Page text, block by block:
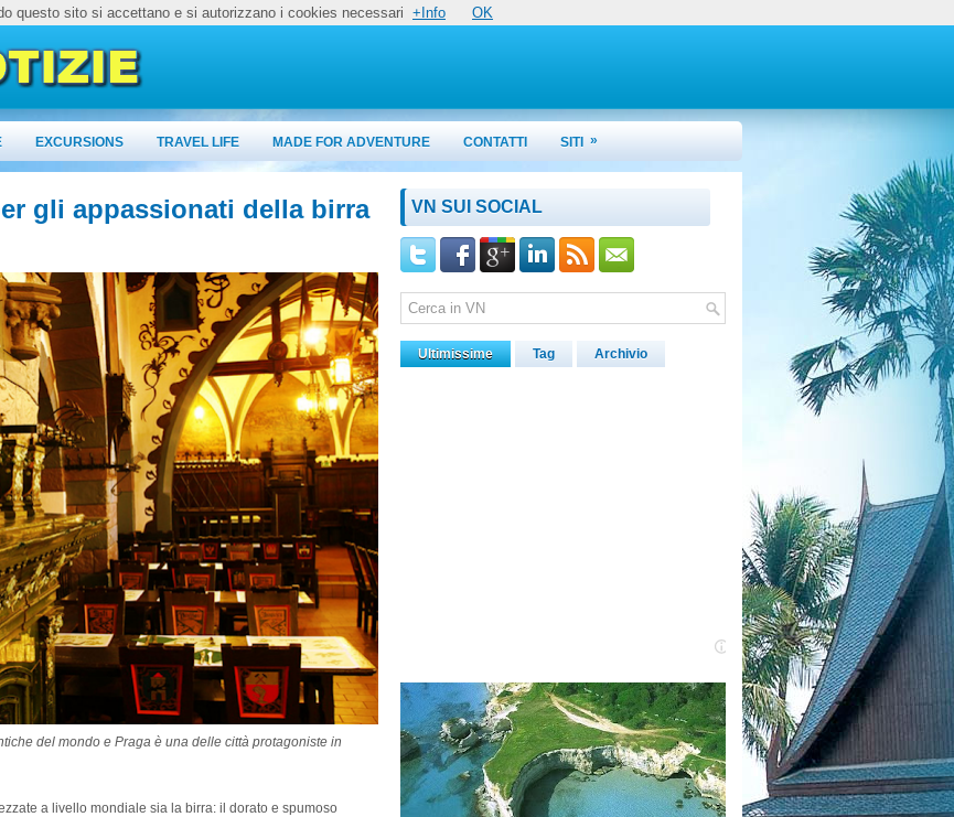
EXCURSIONS TRAVEL LIFE MADE FOR ADVENTURE CONTATTI SITI »
gli appassionati della birra
del mondo e Praga è una delle città protagoniste in
a livello mondiale sia la birra: il dorato e spumoso
VN SUI SOCIAL
Ultimissime Tag Archivio
questo sito si accettano e si autorizzano i cookies necessari +Info OK